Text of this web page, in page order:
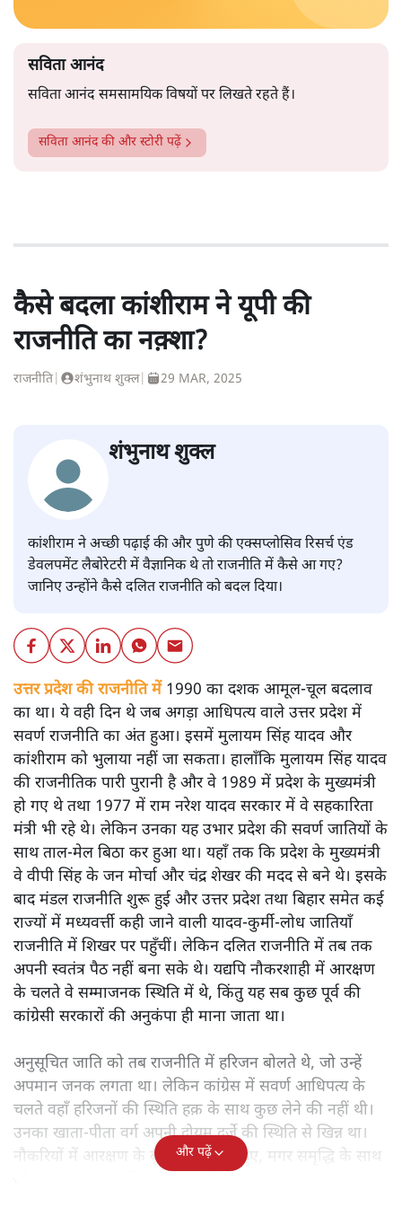
सविता आनंद
सविता आनंद समसामयिक विषयों पर लिखते रहते हैं।
सविता आनंदकी और स्टोरी पढ़ें
कैसे बदला कांशीराम ने यूपी की
राजनीति का नक़्शा?
राजनीति शंभुनाथ शुक्ल| 29 MAR, 2025
शंभुनाथ शुक्ल
कांशीराम ने अच्छी पढ़ाई की और पुणे की एक्सप्लोसिव रिसर्च एंड
डेवलपमेंट लैबोरेटरी में वैज्ञानिक थे तो राजनीति में कैसे आ गए?
जानिए उन्होंने कैसे दलित राजनीति को बदल दिया।
उत्तर प्रदेश की राजनीति में1990 का दशक आमूल-चूल बदलाव
का था। ये वही दिन थे जब अगड़ा आधिपत्य वाले उत्तर प्रदेश में
सवर्ण राजनीति का अंत हुआ। इसमें मुलायम सिंह यादव और
कांशीराम को भुलाया नहीं जा सकता। हालाँकि मुलायम सिंह यादव
की राजनीतिक पारी पुरानी है और वे 1989 में प्रदेश के मुख्यमंत्री
हो गए थे तथा 1977 में राम नरेश यादव सरकार में वे सहकारिता
साथ ताल-मेल बिठा कर हुआ था। यहाँ तक कि प्रदेश के मुख्यमंत्री
वे वीपी सिंह के जन मोर्चा और चंद्र शेखर की मदद से बने थे। इसके
बाद मंडल राजनीति शुरू हुई और उत्तर प्रदेश तथा बिहार समेत कई
राज्यों में मध्यवर्त्ती कही जाने वाली यादव-कुर्मी-लोध जातियाँ
राजनीति में शिखर पर पहुँचीं। लेकिन दलित राजनीति में तब तक
अपनी स्वतंत्र पैठ नहीं बना सके थे। यद्यपि नौकरशाही में आरक्षण